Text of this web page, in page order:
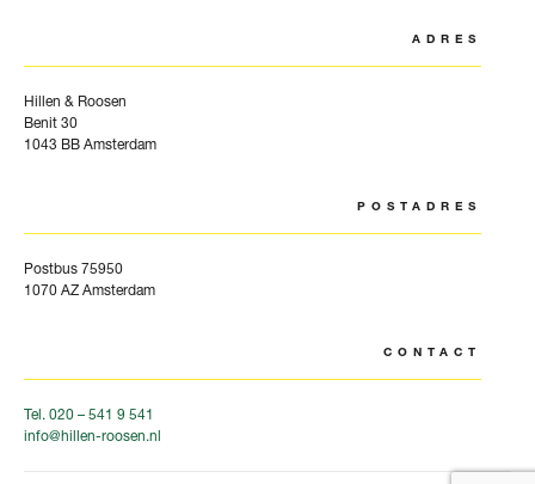
ADRES
Hillen & Roosen
Benit 30
1043 BB Amsterdam
POSTADRES
Postbus 75950
1070 AZ Amsterdam
CONTACT
Tel. 020 – 541 9 541
info@hillen-roosen.nl